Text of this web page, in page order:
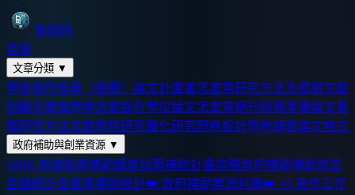
智研所
首頁
文章分類 ▼
學術寫作指南（總覽） 論文計畫書怎麼寫研究方法怎麼選文獻
回顧怎麼做問卷怎麼設計學位論文怎麼寫期刊投稿準備論文基
礎研究方法文獻質性研究量化研究問卷設計問卷調查論文格式
政府補助與創業資源 ▼
SBIR 申請指南補助額度試算補助計畫攻略政府補助補助核定
金額統計各產業補助統計👑 政府補助案資料庫👑 AI 寫作工作